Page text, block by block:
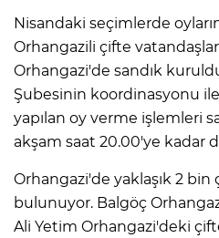
Nisandaki seçimlerde
Orhangazili çifte
Orhangazi'de sandık
Şubesinin koordinasyonu
yapılan oy verme işlemleri
akşam saat 20.00'ye kadar
Orhangazi'de yaklaşık 2 bin
bulunuyor. Balgöç
Ali Yetim Orhangazi'deki